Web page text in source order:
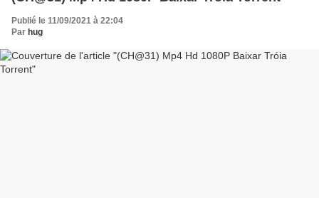
Publié le 11/09/2021 à 22:04
Par hug